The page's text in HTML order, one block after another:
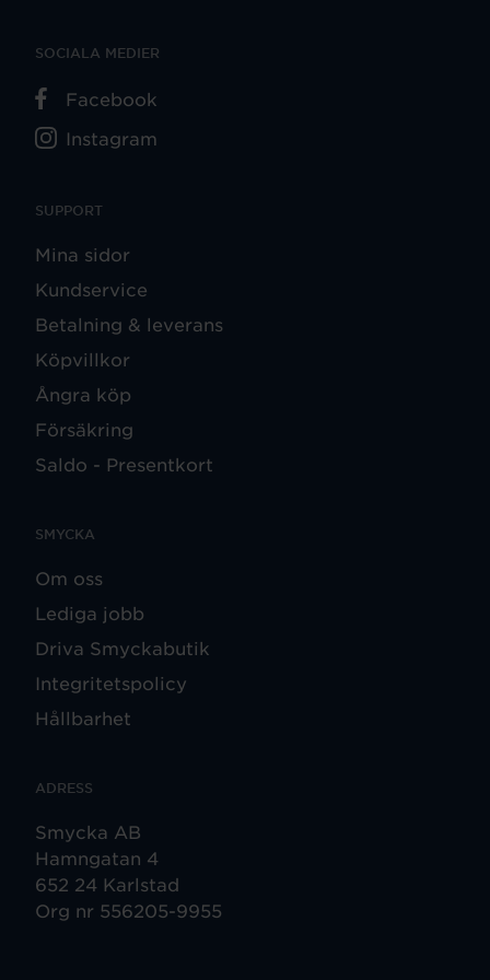
SUPPORT
Mina sidor
Kundservice
Betalning & leverans
Köpvillkor
Ångra köp
Försäkring
Saldo - Presentkort
SMYCKA
Om oss
Lediga jobb
Driva Smyckabutik
Integritetspolicy
Hållbarhet
ADRESS
Smycka AB
Hamngatan 4
652 24 Karlstad
Org nr 556205-9955
SOCIALA MEDIER
Facebook
Instagram